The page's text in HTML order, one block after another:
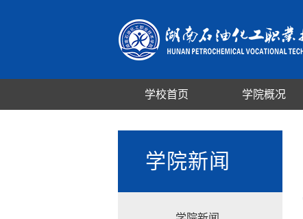
学校首页 学院概况
学院新闻